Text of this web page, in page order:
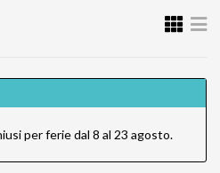
per ferie dal 8 al 23 agosto.